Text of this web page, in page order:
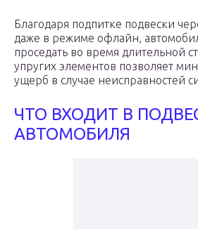
Благодаря подпитке подвески
даже в режиме офлайн,
проседать во время длительной
упругих элементов позволяет
ущерб в случае неисправностей
ЧТО ВХОДИТ В
АВТОМОБИЛЯ